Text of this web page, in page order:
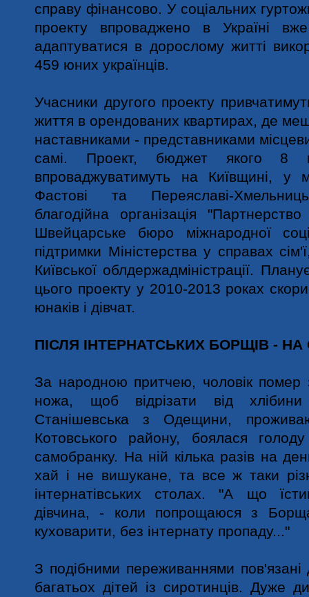
справу фінансово. У соціальних
проекту впроваджено в Україні
адаптуватися в дорослому житті
459 юних українців.
Учасники другого проекту
життя в орендованих квартирах, де
наставниками - представниками
самі. Проект, бюджет якого 8
впроваджуватимуть на Київщині, у
Фастові та Переяславі-
благодійна організація
Швейцарське бюро міжнародної
підтримки Міністерства у справах
Київської облдержадміністрації.
цього проекту у 2010-2013 роках
юнаків і дівчат.
ПІСЛЯ ІНТЕРНАТСЬКИХ БОРЩІВ - НА
За народною притчею, чоловік
ножа, щоб відрізати від
Станішевська з Одещини,
Котовського району, боялася
самобранку. На ній кілька разів на
хай і не вишукане, та все ж таки
інтернатівських столах. "А що
дівчина, - коли попрощаюся з
куховарити, без інтернату пропаду..."
З подібними переживаннями
багатьох дітей із сиротинців. Дуже